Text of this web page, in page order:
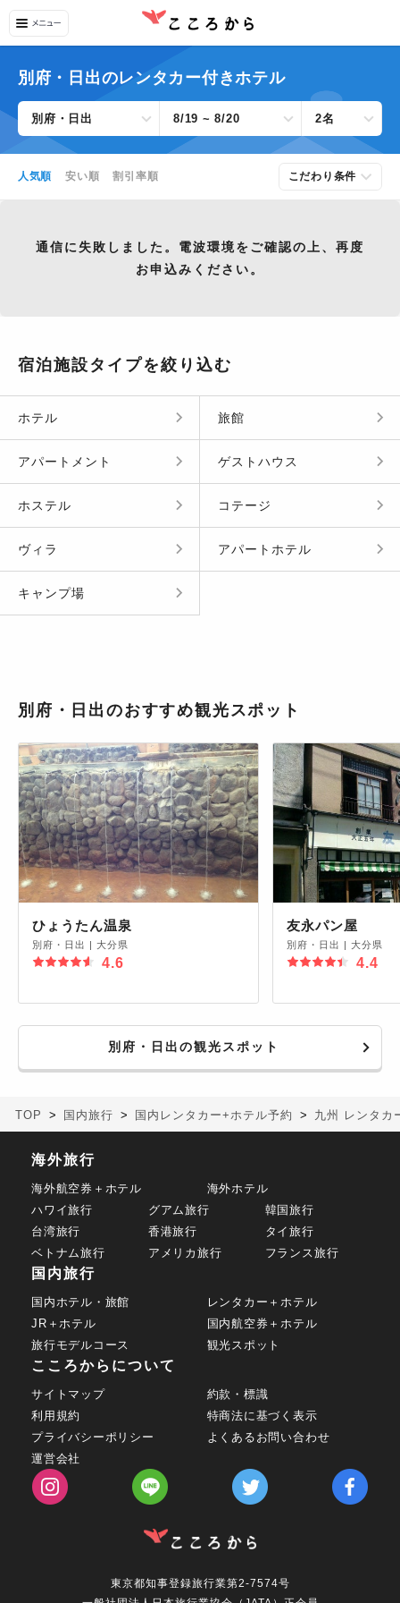
別府・日出のレンタカー付きホテル
別府・日出 8/19 ~ 8/20 2名
人気順 安い順 割引率順 こだわり条件
通信に失敗しました。電波環境をご確認の上、再度
お申込みください。
宿泊施設タイプを絞り込む
ホテル 旅館
アパートメント ゲストハウス
ホステル コテージ
ヴィラ アパートホテル
キャンプ場
別府・日出のおすすめ観光スポット
ひょうたん温泉
別府・日出 | 大分県
4.6
友永パン屋
別府・日出 | 大分県
4.4
別府・日出の観光スポット
TOP 国内旅行 国内レンタカー+ホテル予約 九州 レンタカ
海外旅行
海外航空券＋ホテル
海外ホテル
ハワイ旅行
グアム旅行
韓国旅行
台湾旅行
香港旅行
タイ旅行
ベトナム旅行
アメリカ旅行 フランス旅行
国内旅行
国内ホテル・旅館
レンタカー＋ホテル
JR＋ホテル
国内航空券＋ホテル
旅行モデルコース
観光スポット
こころからについて
サイトマップ
約款・標識
利用規約
特商法に基づく表示
プライバシーポリシー
よくあるお問い合わせ
運営会社
東京都知事登録旅行業第2-7574号